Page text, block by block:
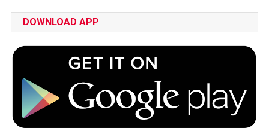
DOWNLOAD APP